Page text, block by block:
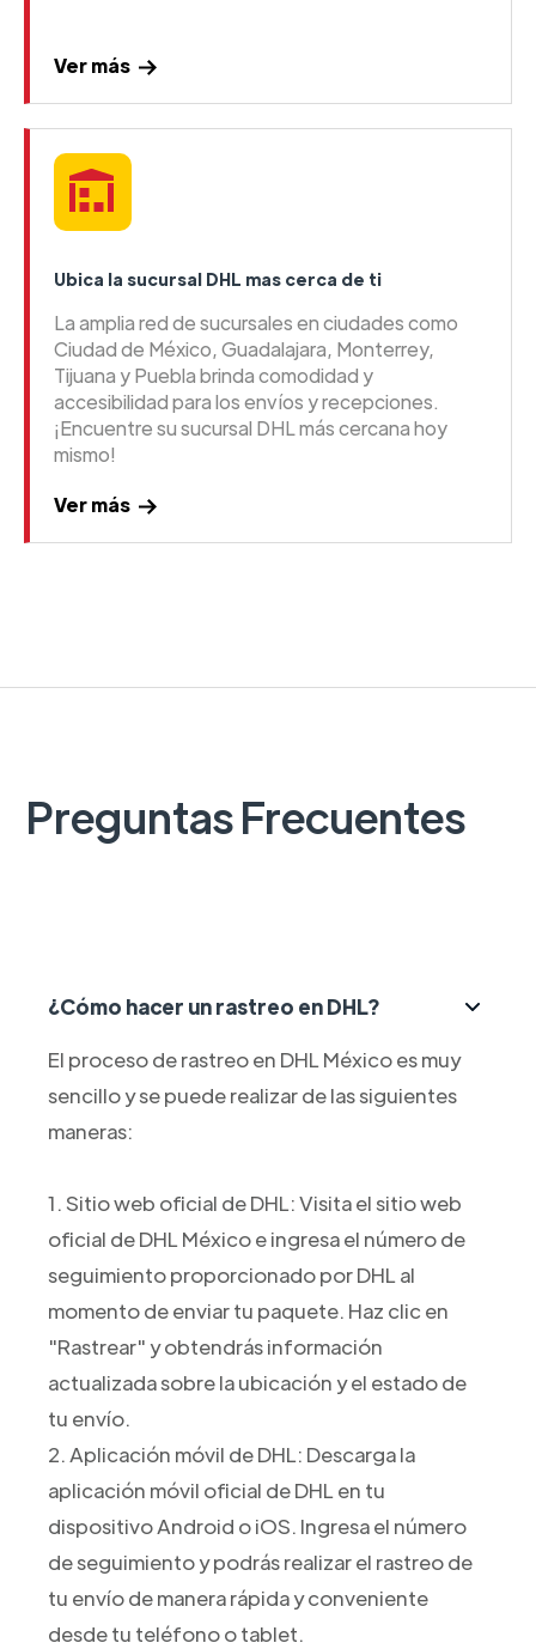
Ver más
Ubica la sucursal DHL mas cerca de ti
La amplia red de sucursales en ciudades como
Ciudad de México, Guadalajara, Monterrey,
Tijuana y Puebla brinda comodidad y
accesibilidad para los envíos y recepciones.
¡Encuentre su sucursal DHL más cercana hoy
mismo!
Ver más
Preguntas Frecuentes
¿Cómo hacer un rastreo en DHL?
El proceso de rastreo en DHL México es muy
sencillo y se puede realizar de las siguientes
maneras:
1. Sitio web oficial de DHL: Visita el sitio web
oficial de DHL México e ingresa el número de
seguimiento proporcionado por DHL al
momento de enviar tu paquete. Haz clic en
"Rastrear" y obtendrás información
actualizada sobre la ubicación y el estado de
tu envío.
2. Aplicación móvil de DHL: Descarga la
aplicación móvil oficial de DHL en tu
dispositivo Android o iOS. Ingresa el número
de seguimiento y podrás realizar el rastreo de
tu envío de manera rápida y conveniente
desde tu teléfono o tablet.